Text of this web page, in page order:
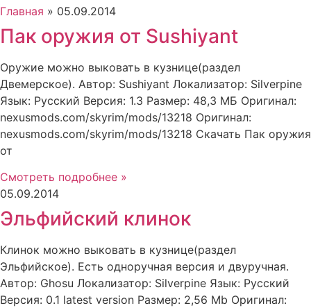
Главная » 05.09.2014
Пак оружия от Sushiyant
Оружие можно выковать в кузнице(раздел
Двемерское). Автор: Sushiyant Локализатор: Silverpine
Язык: Русский Версия: 1.3 Размер: 48,3 МБ Оригинал:
nexusmods.com/skyrim/mods/13218 Оригинал:
nexusmods.com/skyrim/mods/13218 Скачать Пак оружия
от
Смотреть подробнее »
05.09.2014
Эльфийский клинок
Клинок можно выковать в кузнице(раздел
Эльфийское). Есть одноручная версия и двуручная.
Автор: Ghosu Локализатор: Silverpine Язык: Русский
Версия: 0.1 latest version Размер: 2,56 Mb Оригинал: